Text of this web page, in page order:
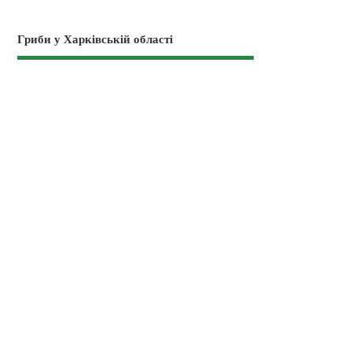
Гриби у Харківській області